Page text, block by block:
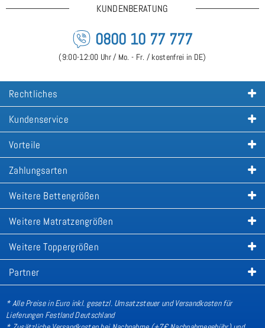
KUNDENBERATUNG
0800 10 77 777
(9:00-12:00 Uhr / Mo. - Fr. / kostenfrei in DE)
Rechtliches
Kundenservice
Vorteile
Zahlungsarten
Weitere Bettengrößen
Weitere Matratzengrößen
Weitere Toppergrößen
Partner
* Alle Preise in Euro inkl. gesetzl. Umsatzsteuer und Versandkosten für
Lieferungen Festland Deutschland